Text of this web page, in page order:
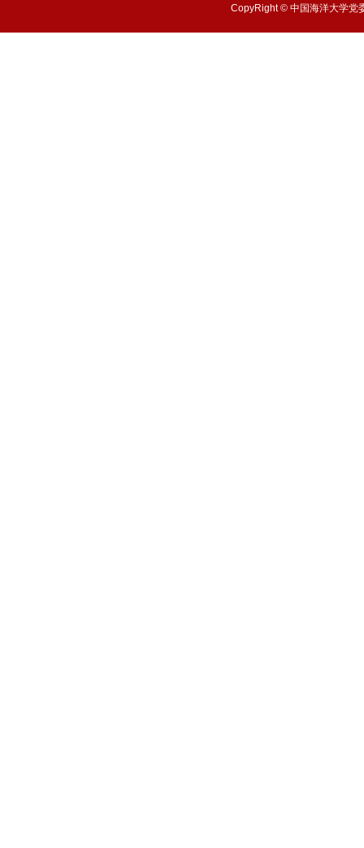
CopyRight © 中国海洋大学党